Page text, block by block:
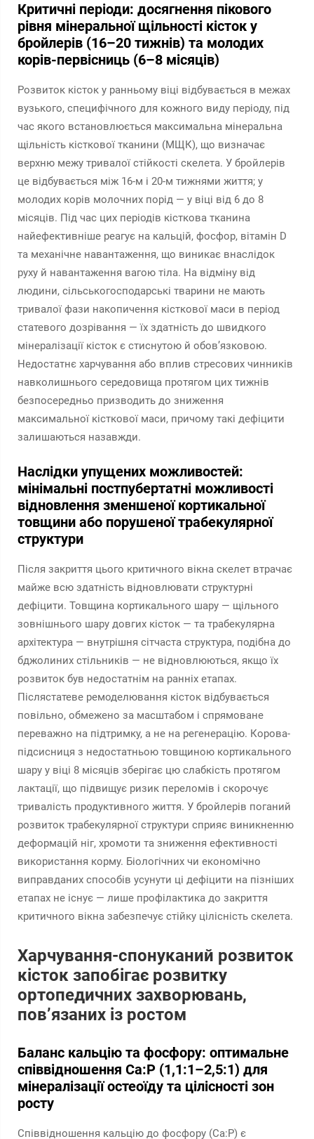
Критичні періоди: досягнення пікового
рівня мінеральної щільності кісток у
бройлерів (16–20 тижнів) та молодих
корів-первісниць (6–8 місяців)
Розвиток кісток у ранньому віці відбувається в межах
вузького, специфічного для кожного виду періоду, під
час якого встановлюється максимальна мінеральна
щільність кісткової тканини (МЩК), що визначає
верхню межу тривалої стійкості скелета. У бройлерів
це відбувається між 16-м і 20-м тижнями життя; у
молодих корів молочних порід — у віці від 6 до 8
місяців. Під час цих періодів кісткова тканина
найефективніше реагує на кальцій, фосфор, вітамін D
та механічне навантаження, що виникає внаслідок
руху й навантаження вагою тіла. На відміну від
людини, сільськогосподарські тварини не мають
тривалої фази накопичення кісткової маси в період
статевого дозрівання — їх здатність до швидкого
мінералізації кісток є стиснутою й обов’язковою.
Недостатнє харчування або вплив стресових чинників
навколишнього середовища протягом цих тижнів
безпосередньо призводить до зниження
максимальної кісткової маси, причому такі дефіцити
залишаються назавжди.
Наслідки упущених можливостей:
мінімальні постпубертатні можливості
відновлення зменшеної кортикальної
товщини або порушеної трабекулярної
структури
Після закриття цього критичного вікна скелет втрачає
майже всю здатність відновлювати структурні
дефіцити. Товщина кортикального шару — щільного
зовнішнього шару довгих кісток — та трабекулярна
архітектура — внутрішня сітчаста структура, подібна до
бджолиних стільників — не відновлюються, якщо їх
розвиток був недостатнім на ранніх етапах.
Післястатеве ремоделювання кісток відбувається
повільно, обмежено за масштабом і спрямоване
переважно на підтримку, а не на регенерацію. Корова-
підсисниця з недостатньою товщиною кортикального
шару у віці 8 місяців зберігає цю слабкість протягом
лактації, що підвищує ризик переломів і скорочує
тривалість продуктивного життя. У бройлерів поганий
розвиток трабекулярної структури сприяє виникненню
деформацій ніг, хромоти та зниження ефективності
використання корму. Біологічних чи економічно
виправданих способів усунути ці дефіцити на пізніших
етапах не існує — лише профілактика до закриття
критичного вікна забезпечує стійку цілісність скелета.
Харчування-спонуканий розвиток
кісток запобігає розвитку
ортопедичних захворювань,
пов’язаних із ростом
Баланс кальцію та фосфору: оптимальне
співвідношення Ca:P (1,1:1–2,5:1) для
мінералізації остеоїду та цілісності зон
росту
Співвідношення кальцію до фосфору (Ca:P) є